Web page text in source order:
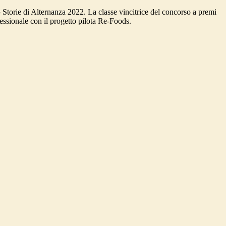
Storie di Alternanza 2022. La classe vincitrice del concorso a premi
con il progetto pilota Re-Foods.